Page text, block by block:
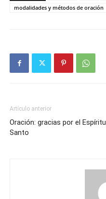
modalidades y métodos de oración
Artículo anterior
Oración: gracias por el Espíritu
Santo